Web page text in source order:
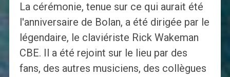
La cérémonie, tenue sur ce qui aurait été
l'anniversaire de Bolan, a été dirigée par le
légendaire, le claviériste Rick Wakeman
CBE. Il a été rejoint sur le lieu par des
fans, des autres musiciens, des collègues